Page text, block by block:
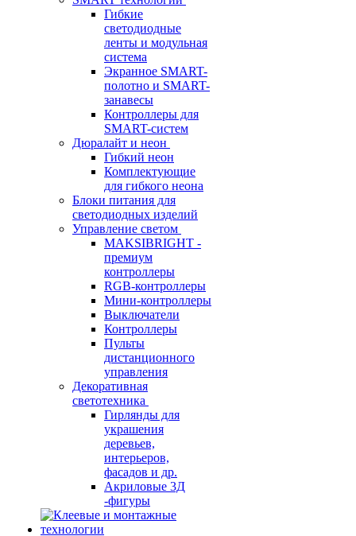
Гибкие
светодиодные
ленты и модульная
система
Экранное SMART-
полотно и SMART-
занавесы
Контроллеры для
SMART-систем
Дюралайт и неон
Гибкий неон
Комплектующие
для гибкого неона
Блоки питания для
светодиодных изделий
Управление светом
MAKSIBRIGHT -
премиум
контроллеры
RGB-контроллеры
Мини-контроллеры
Выключатели
Контроллеры
Пульты
дистанционного
управления
Декоративная
светотехника
Гирлянды для
украшения
деревьев,
интерьеров,
фасадов и др.
Акриловые 3Д
-фигуры